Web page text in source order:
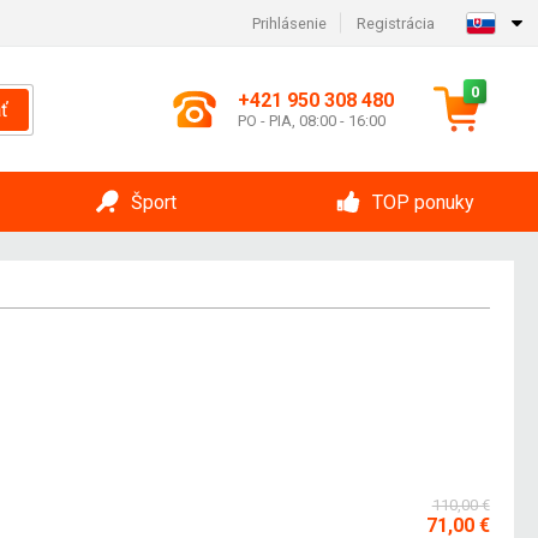
Prihlásenie Registrácia
+421 950 308 480
PO - PIA, 08:00 - 16:00
0
Šport TOP ponuky
110,00 €
71,00 €